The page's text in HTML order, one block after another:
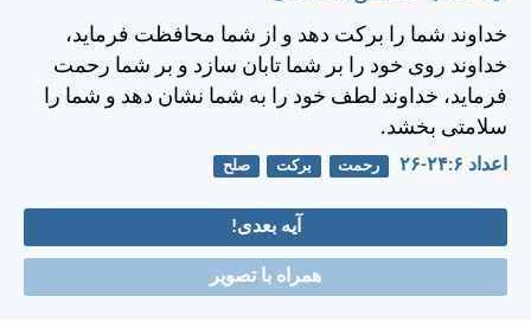
خداوند شما را بركت دهد و از شما محافظت فرمايد،
خداوند روی خود را بر شما تابان سازد و بر شما رحمت
فرمايد، خداوند لطف خود را به شما نشان دهد و شما را
سلامتی بخشد.
اعداد ۶:‏۲۴-‏۲۶ رحمت برکت صلح
آیه بعدی!
همراه با تصویر